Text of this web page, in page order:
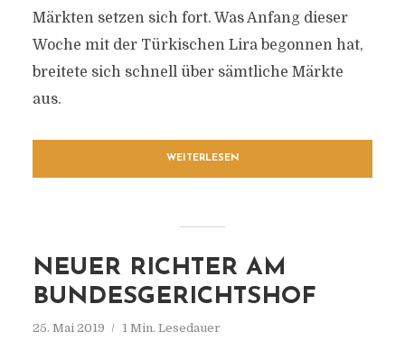
Märkten setzen sich fort. Was Anfang dieser
Woche mit der Türkischen Lira begonnen hat,
breitete sich schnell über sämtliche Märkte
aus.
WEITERLESEN
NEUER RICHTER AM
BUNDESGERICHTSHOF
25. Mai 2019 1 Min. Lesedauer